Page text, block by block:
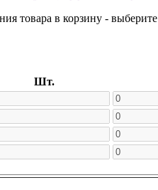
товара в корзину -
Шт.